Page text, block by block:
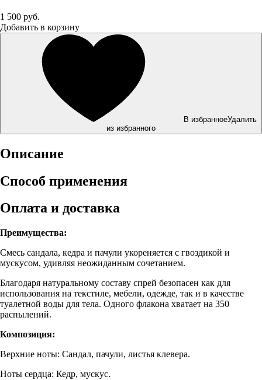
1 500 руб.
Добавить в корзину
В избранноеУдалить
из избранного
Описание
Способ применения
Оплата и доставка
Преимущества:
Смесь сандала, кедра и пачули укореняется с гвоздикой и
мускусом, удивляя неожиданным сочетанием.
Благодаря натуральному составу спрей безопасен как для
использования на текстиле, мебели, одежде, так и в качестве
туалетной воды для тела. Одного флакона хватает на 350
распылений.
Композиция:
Верхние ноты: Сандал, пачули, листья клевера.
Ноты сердца: Кедр, мускус.